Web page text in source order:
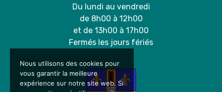
Du lundi au vendredi
de 8h00 à 12h00
et de 13h00 à 17h00
Fermés les jours fériés
Nous utilisons des cookies pour
vous garantir la meilleure
expérience sur notre site web. Si